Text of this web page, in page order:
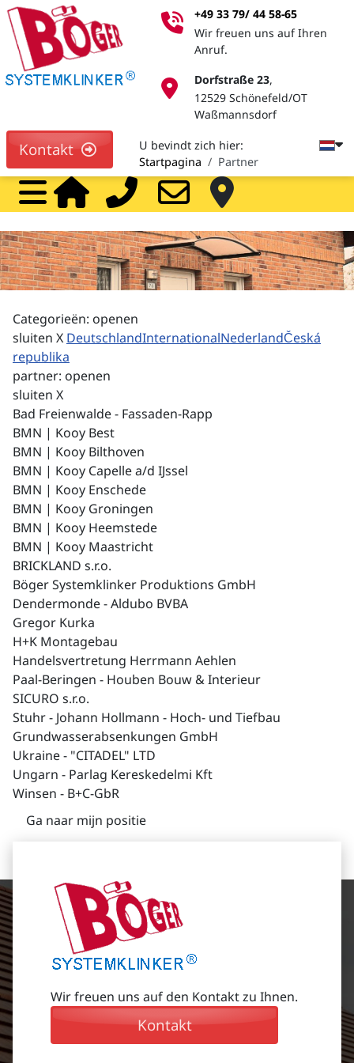
Kontakt
+49 33 79/ 44 58-65
Wir freuen uns auf Ihren
Anruf.
Dorfstraße 23,
12529 Schönefeld/OT
Waßmannsdorf
U bevindt zich hier:
Startpagina
Partner
HomeCall
Categorieën: openen
sluiten X DeutschlandInternationalNederlandČeská
republika
partner: openen
sluiten X
Bad Freienwalde - Fassaden-Rapp
BMN | Kooy Best
BMN | Kooy Bilthoven
BMN | Kooy Capelle a/d IJssel
BMN | Kooy Enschede
BMN | Kooy Groningen
BMN | Kooy Heemstede
BMN | Kooy Maastricht
BRICKLAND s.r.o.
Böger Systemklinker Produktions GmbH
Dendermonde - Aldubo BVBA
Gregor Kurka
H+K Montagebau
Handelsvertretung Herrmann Aehlen
Paal-Beringen - Houben Bouw & Interieur
SICURO s.r.o.
Stuhr - Johann Hollmann - Hoch- und Tiefbau
Grundwasserabsenkungen GmbH
Ukraine - "CITADEL" LTD
Ungarn - Parlag Kereskedelmi Kft
Winsen - B+C-GbR
Ga naar mijn positie
Wir freuen uns auf den Kontakt zu Ihnen.
Kontakt